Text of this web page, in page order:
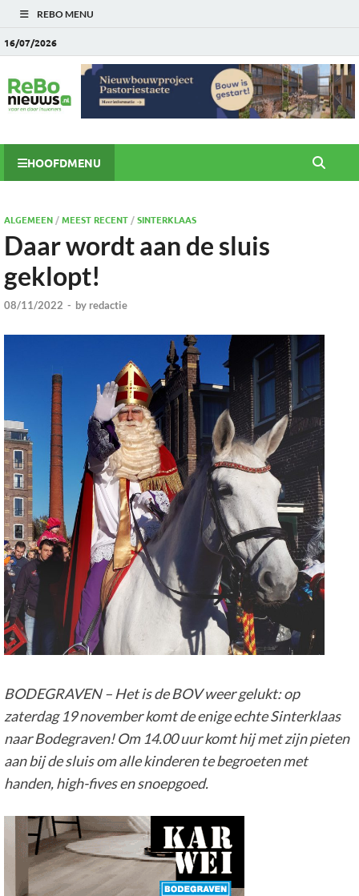
REBO MENU
16/07/2026
HOOFDMENU
ALGEMEEN/MEEST RECENT/SINTERKLAAS
Daar wordt aan de sluis
geklopt!
08/11/2022 - by redactie
BODEGRAVEN – Het is de BOV weer gelukt: op
zaterdag 19 november komt de enige echte Sinterklaas
naar Bodegraven! Om 14.00 uur komt hij met zijn pieten
aan bij de sluis om alle kinderen te begroeten met
handen, high-fives en snoepgoed.